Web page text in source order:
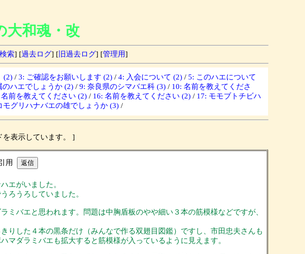
大和魂・改
索] [過去ログ] [旧過去ログ] [管理用]
(2) / 3: ご確認をお願いします (2) / 4: 入会について (2) / 5: このハエについて
のハエでしょうか (2) / 9: 奈良県のシマバエ科 (3) / 10: 名前を教えてくださ
名前を教えてください (2) / 16: 名前を教えてください (2) / 17: モモブトチビハ
モグリハナバエの雄でしょうか (3) /
を表示しています。 ]
用
エがいました。
ろうろしていました。
ミバエと思われます。問題は中胸盾板のやや細い３本の筋模様などですが、
りした４本の黒条だけ（みんなで作る双翅目図鑑）ですし、市田忠夫さんも
マダラミバエも拡大すると筋模様が入っているように見えます。